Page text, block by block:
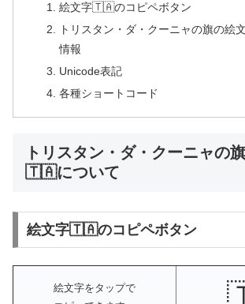
絵文字🇹🇦のコピペボタン
トリスタン・ダ・クーニャの旗の
情報
Unicode表記
各種ショートコード
トリスタン・ダ・クーニャの
🇹🇦について
絵文字🇹🇦のコピペボタン
絵文字をタップで